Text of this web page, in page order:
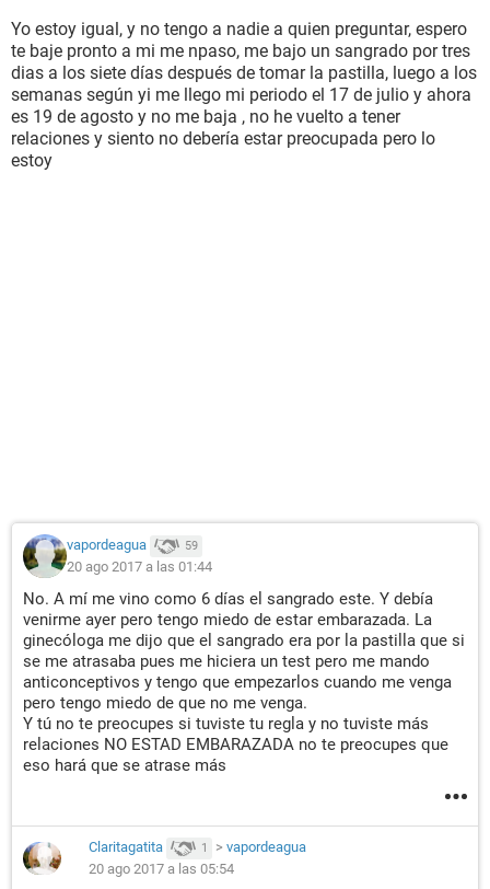
Yo estoy igual, y no tengo a nadie a quien preguntar, espero
te baje pronto a mi me npaso, me bajo un sangrado por tres
dias a los siete días después de tomar la pastilla, luego a los
semanas según yi me llego mi periodo el 17 de julio y ahora
es 19 de agosto y no me baja , no he vuelto a tener
relaciones y siento no debería estar preocupada pero lo
estoy
vapordeagua 59
20 ago 2017 a las 01:44
No. A mí me vino como 6 días el sangrado este. Y debía
venirme ayer pero tengo miedo de estar embarazada. La
ginecóloga me dijo que el sangrado era por la pastilla que si
se me atrasaba pues me hiciera un test pero me mando
anticonceptivos y tengo que empezarlos cuando me venga
pero tengo miedo de que no me venga.
Y tú no te preocupes si tuviste tu regla y no tuviste más
relaciones NO ESTAD EMBARAZADA no te preocupes que
eso hará que se atrase más
Claritagatita 1 > vapordeagua
20 ago 2017 a las 05:54